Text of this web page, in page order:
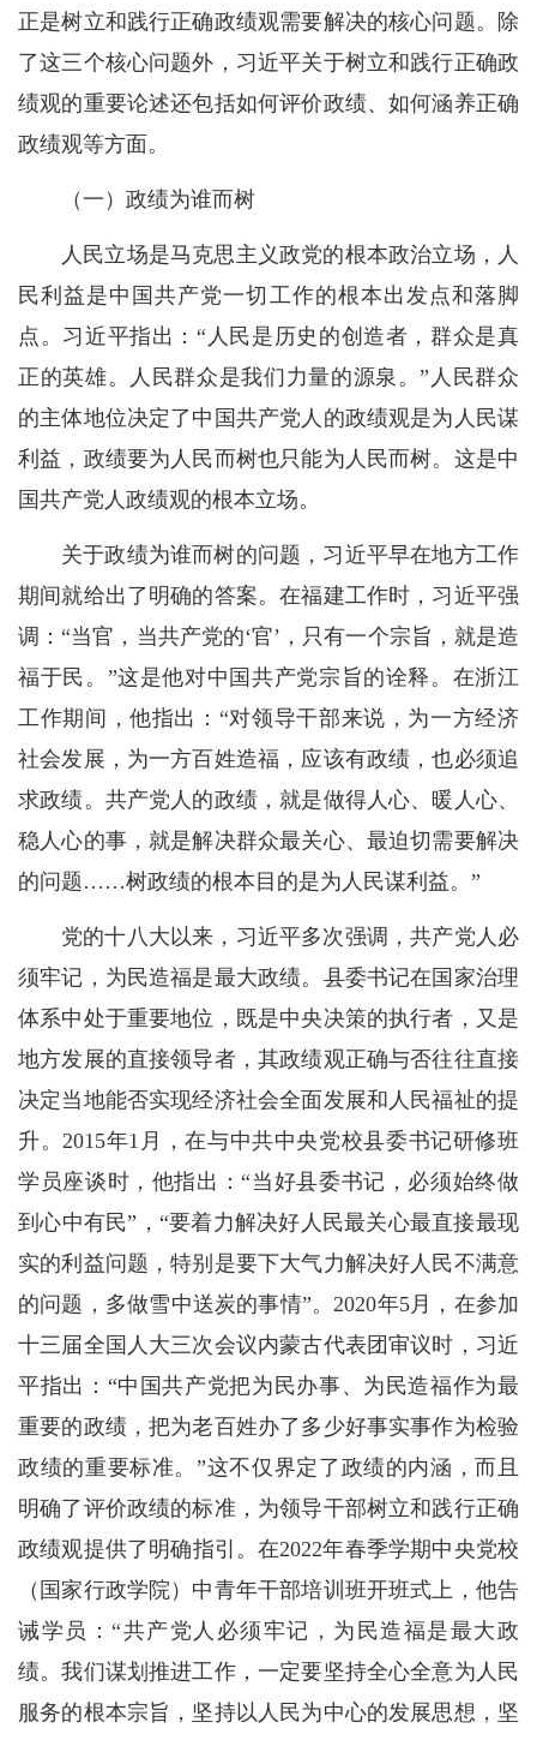
正是树立和践行正确政绩观需要解决的核心问题。除
了这三个核心问题外，习近平关于树立和践行正确政
绩观的重要论述还包括如何评价政绩、如何涵养正确
政绩观等方面。
（一）政绩为谁而树
人民立场是马克思主义政党的根本政治立场，人
民利益是中国共产党一切工作的根本出发点和落脚
点。习近平指出：“人民是历史的创造者，群众是真
正的英雄。人民群众是我们力量的源泉。”人民群众
的主体地位决定了中国共产党人的政绩观是为人民谋
利益，政绩要为人民而树也只能为人民而树。这是中
国共产党人政绩观的根本立场。
关于政绩为谁而树的问题，习近平早在地方工作
期间就给出了明确的答案。在福建工作时，习近平强
调：“当官，当共产党的‘官’，只有一个宗旨，就是造
福于民。”这是他对中国共产党宗旨的诠释。在浙江
工作期间，他指出：“对领导干部来说，为一方经济
社会发展，为一方百姓造福，应该有政绩，也必须追
求政绩。共产党人的政绩，就是做得人心、暖人心、
稳人心的事，就是解决群众最关心、最迫切需要解决
的问题……树政绩的根本目的是为人民谋利益。”
党的十八大以来，习近平多次强调，共产党人必
须牢记，为民造福是最大政绩。县委书记在国家治理
体系中处于重要地位，既是中央决策的执行者，又是
地方发展的直接领导者，其政绩观正确与否往往直接
决定当地能否实现经济社会全面发展和人民福祉的提
升。2015年1月，在与中共中央党校县委书记研修班
学员座谈时，他指出：“当好县委书记，必须始终做
到心中有民”，“要着力解决好人民最关心最直接最现
实的利益问题，特别是要下大气力解决好人民不满意
的问题，多做雪中送炭的事情”。2020年5月，在参加
十三届全国人大三次会议内蒙古代表团审议时，习近
平指出：“中国共产党把为民办事、为民造福作为最
重要的政绩，把为老百姓办了多少好事实事作为检验
政绩的重要标准。”这不仅界定了政绩的内涵，而且
明确了评价政绩的标准，为领导干部树立和践行正确
政绩观提供了明确指引。在2022年春季学期中央党校
（国家行政学院）中青年干部培训班开班式上，他告
诫学员：“共产党人必须牢记，为民造福是最大政
绩。我们谋划推进工作，一定要坚持全心全意为人民
服务的根本宗旨，坚持以人民为中心的发展思想，坚